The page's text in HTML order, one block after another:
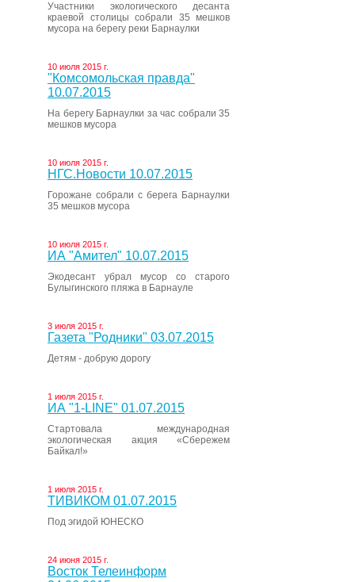
Участники экологического десанта
краевой столицы собрали 35 мешков
мусора на берегу реки Барнаулки
10 июля 2015 г.
"Комсомольская правда"
10.07.2015
На берегу Барнаулки за час собрали 35
мешков мусора
10 июля 2015 г.
НГС.Новости 10.07.2015
Горожане собрали с берега Барнаулки
35 мешков мусора
10 июля 2015 г.
ИА "Амител" 10.07.2015
Экодесант убрал мусор со старого
Булыгинского пляжа в Барнауле
3 июля 2015 г.
Газета "Родники" 03.07.2015
Детям - добрую дорогу
1 июля 2015 г.
ИА "1-LINE" 01.07.2015
Стартовала международная
экологическая акция «Сбережем
Байкал!»
1 июля 2015 г.
ТИВИКОМ 01.07.2015
Под эгидой ЮНЕСКО
24 июня 2015 г.
Восток Телеинформ